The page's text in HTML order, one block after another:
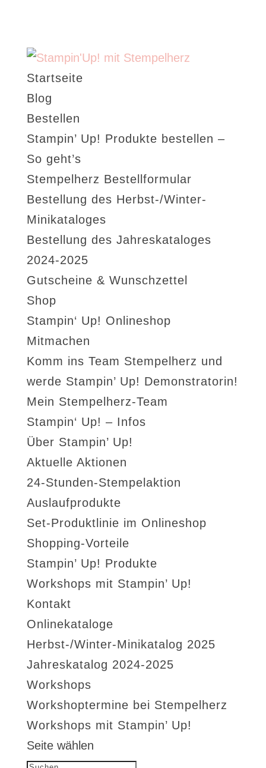
Startseite
Blog
Bestellen
Stampin’ Up! Produkte bestellen –
So geht’s
Stempelherz Bestellformular
Bestellung des Herbst-/Winter-
Minikataloges
Bestellung des Jahreskataloges
2024-2025
Gutscheine & Wunschzettel
Shop
Stampin‘ Up! Onlineshop
Mitmachen
Komm ins Team Stempelherz und
werde Stampin’ Up! Demonstratorin!
Mein Stempelherz-Team
Stampin‘ Up! – Infos
Über Stampin’ Up!
Aktuelle Aktionen
24-Stunden-Stempelaktion
Auslaufprodukte
Set-Produktlinie im Onlineshop
Shopping-Vorteile
Stampin’ Up! Produkte
Workshops mit Stampin’ Up!
Kontakt
Onlinekataloge
Herbst-/Winter-Minikatalog 2025
Jahreskatalog 2024-2025
Workshops
Workshoptermine bei Stempelherz
Workshops mit Stampin’ Up!
Seite wählen